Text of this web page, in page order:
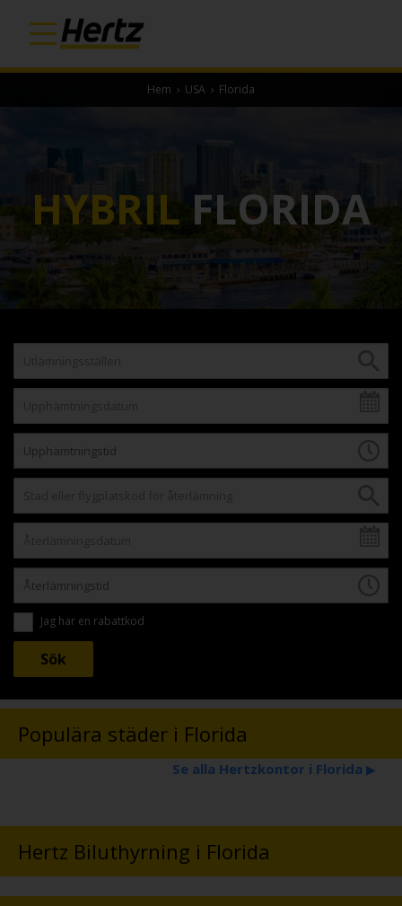
Hem › USA › Florida
HYBRIL FLORIDA
Jag har en rabattkod
Populära städer i Florida
Se alla Hertzkontor i Florida ▶
Hertz Biluthyrning i Florida